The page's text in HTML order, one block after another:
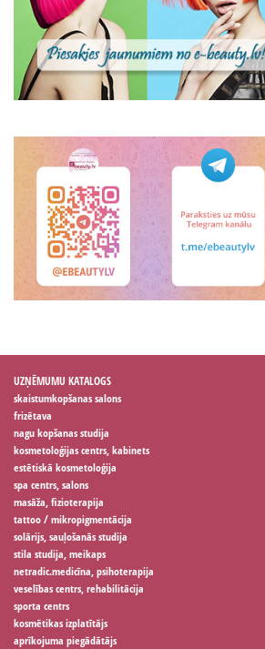
UZŅĒMUMU KATALOGS
skaistumkopšanas salons
frizētava
nagu kopšanas studija
kosmetoloģijas centrs, kabinets
estētiskā kosmetoloģija
spa centrs, salons
masāža, fizioterapija
tattoo / mikropigmentācija
solārijs, sauļošanās studija
stila studija, meikaps
netradic.medicīna, psihoterapija
veselības centrs, rehabilitācija
sporta centrs
kosmētikas izplatītājs
aprīkojuma piegādātājs